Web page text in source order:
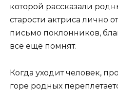
которой рассказали
старости актриса лично
письмо поклонников,
всё ещё помнят.
Когда уходит человек,
горе родных